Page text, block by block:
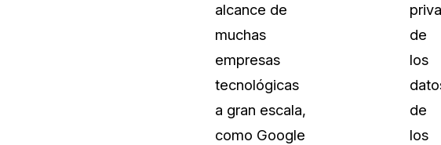
alcance de
muchas
empresas
tecnológicas
a gran escala,
como Google
de
los
de
los